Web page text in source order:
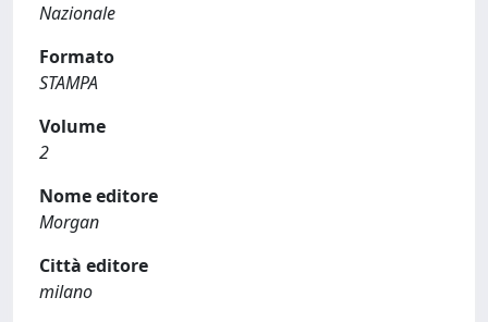
Nazionale
Formato
STAMPA
Volume
2
Nome editore
Morgan
Città editore
milano